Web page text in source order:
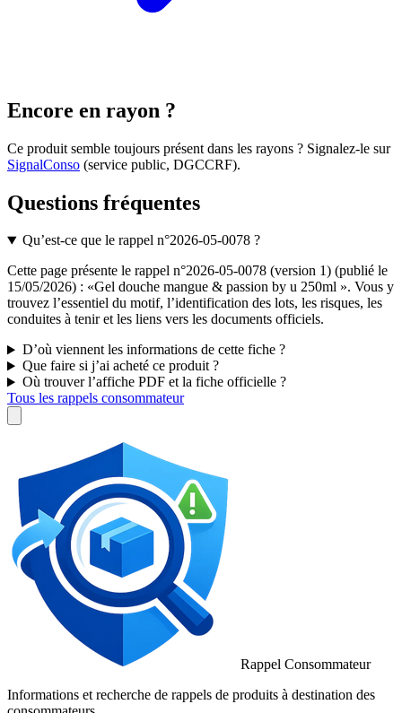
Encore en rayon ?
Ce produit semble toujours présent dans les rayons ? Signalez-le sur
SignalConso (service public, DGCCRF).
Questions fréquentes
Qu’est-ce que le rappel n°2026-05-0078 ?
Cette page présente le rappel n°2026-05-0078 (version 1) (publié le
15/05/2026) : «Gel douche mangue & passion by u 250ml ». Vous y
trouvez l’essentiel du motif, l’identification des lots, les risques, les
conduites à tenir et les liens vers les documents officiels.
D’où viennent les informations de cette fiche ?
Que faire si j’ai acheté ce produit ?
Où trouver l’affiche PDF et la fiche officielle ?
Tous les rappels consommateur
Rappel Consommateur
Informations et recherche de rappels de produits à destination des